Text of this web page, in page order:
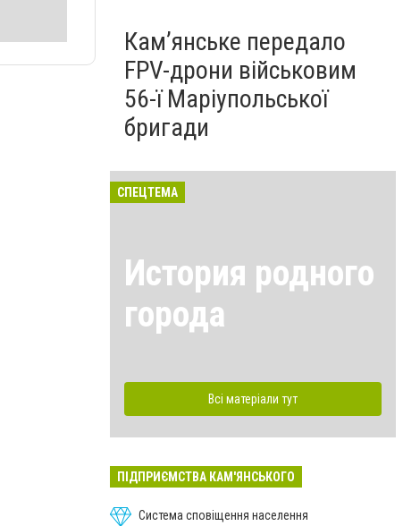
Кам’янське передало
FPV-дрони військовим
56-ї Маріупольської
бригади
СПЕЦТЕМА
История родного
города
Всі матеріали тут
ПІДПРИЄМСТВА КАМ'ЯНСЬКОГО
Система сповіщення населення